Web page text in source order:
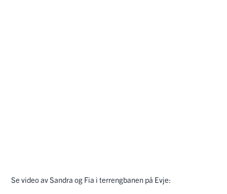
Se video av Sandra og Fia i terrengbanen på Evje: